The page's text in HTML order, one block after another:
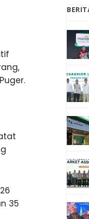
35